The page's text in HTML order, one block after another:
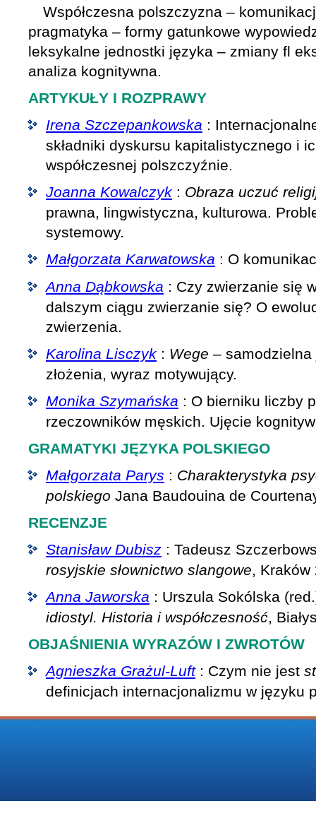
Współczesna polszczyzna –
pragmatyka – formy gatunkowe
leksykalne jednostki języka – zmiany fl
analiza kognitywna.
ARTYKUŁY I ROZPRAWY
Irena Szczepankowska :
składniki dyskursu kapitalistycznego i
współczesnej polszczyźnie.
Joanna Kowalczyk : Obraza uczuć
prawna, lingwistyczna, kulturowa.
systemowy.
Małgorzata Karwatowska : O
Anna Dąbkowska : Czy zwierzanie się
dalszym ciągu zwierzanie się? O
zwierzenia.
Karolina Lisczyk : Wege – samodzielna
złożenia, wyraz motywujący.
Monika Szymańska : O bierniku liczby
rzeczowników męskich. Ujęcie
GRAMATYKI JĘZYKA POLSKIEGO
Małgorzata Parys : Charakterystyka
polskiego Jana Baudouina de
RECENZJE
Stanisław Dubisz : Tadeusz
rosyjskie słownictwo slangowe, Kraków
Anna Jaworska : Urszula Sokólska
idiostyl. Historia i współczesność,
OBJAŚNIENIA WYRAZÓW I ZWROTÓW
Agnieszka Grażul-Luft: Czym nie jest
definicjach internacjonalizmu w języku